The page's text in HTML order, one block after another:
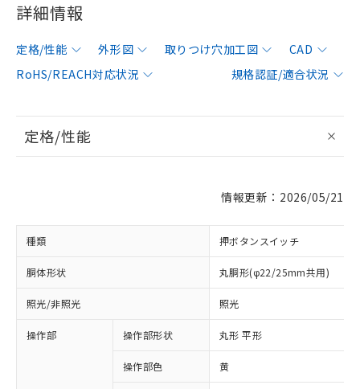
詳細情報
定格/性能 外形図 取りつけ穴加工図
CAD
RoHS/REACH対応状況
規格認証/適合状況
定格/性能
情報更新：2026/05/21
種類 押ボタンスイッチ
胴体形状 丸胴形(φ22/25mm共用)
照光/非照光 照光
操作部 操作部形状 丸形 平形
操作部色 黄